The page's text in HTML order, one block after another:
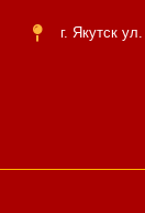
г. Якутск